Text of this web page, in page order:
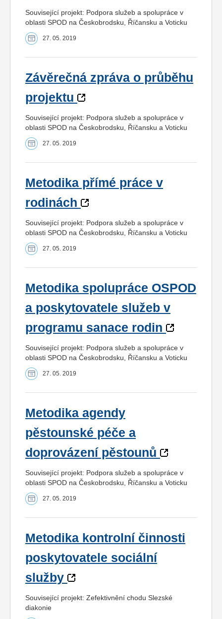
Související projekt: Podpora služeb a spolupráce v
oblasti SPOD na Českobrodsku, Říčansku a Voticku
27. 05. 2019
Závěrečná zpráva o průběhu
projektu
Související projekt: Podpora služeb a spolupráce v
oblasti SPOD na Českobrodsku, Říčansku a Voticku
27. 05. 2019
Metodika přímé práce v
rodinách
Související projekt: Podpora služeb a spolupráce v
oblasti SPOD na Českobrodsku, Říčansku a Voticku
27. 05. 2019
Metodika spolupráce OSPOD
a poskytovatele služeb v
programu sanace rodin
Související projekt: Podpora služeb a spolupráce v
oblasti SPOD na Českobrodsku, Říčansku a Voticku
27. 05. 2019
Metodika agendy
pěstounské péče a
doprovázení pěstounů
Související projekt: Podpora služeb a spolupráce v
oblasti SPOD na Českobrodsku, Říčansku a Voticku
27. 05. 2019
Metodika kontrolní činnosti
poskytovatele sociální
služby
Související projekt: Zefektivnění chodu Slezské
diakonie